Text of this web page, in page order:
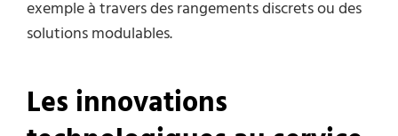
exemple à travers des rangements discrets ou des
solutions modulables.
Les innovations